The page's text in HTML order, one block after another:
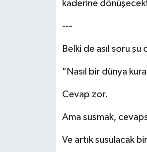
kaderine
---
Belki de asıl soru şu
"Nasıl bir dünya
Cevap zor.
Ama susmak,
Ve artık susulacak